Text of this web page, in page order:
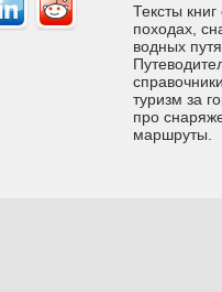
Тексты
походах,
водных
туризм за
про
маршруты.